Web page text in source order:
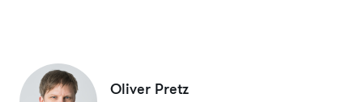
Oliver Pretz